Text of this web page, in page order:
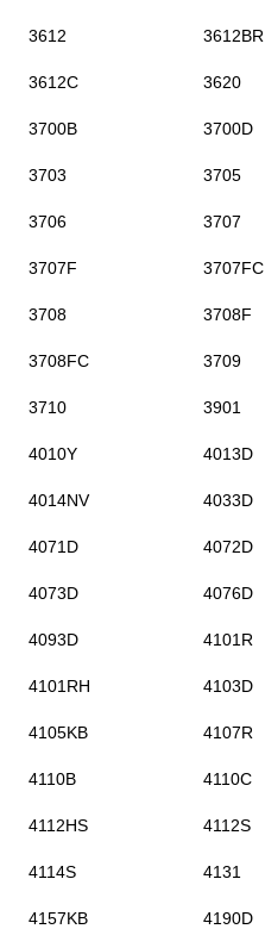
3612 3612BR
3612C 3620
3700B 3700D
3703 3705
3706 3707
3707F 3707FC
3708 3708F
3708FC 3709
3710 3901
4010Y 4013D
4014NV 4033D
4071D 4072D
4073D 4076D
4093D 4101R
4101RH 4103D
4105KB 4107R
4110B 4110C
4112HS 4112S
4114S 4131
4157KB 4190D